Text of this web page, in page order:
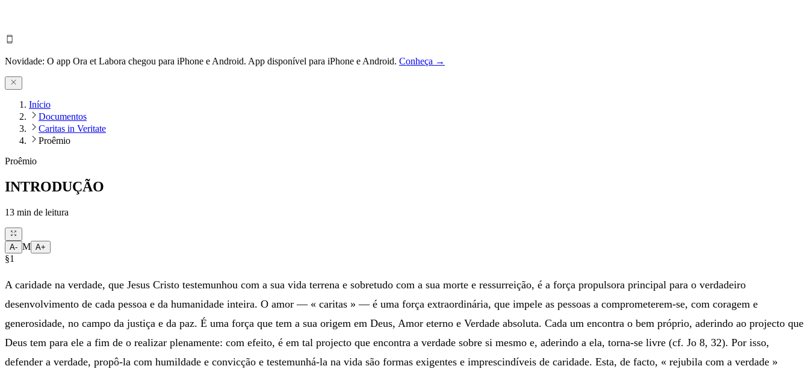
Novidade: O app Ora et Labora chegou para iPhone e Android. App disponível para iPhone e Android. Conheça →
Início
Documentos
Caritas in Veritate
Proêmio
Proêmio
INTRODUÇÃO
13 min de leitura
A- M A+
§1
A caridade na verdade, que Jesus Cristo testemunhou com a sua vida terrena e sobretudo com a sua morte e ressurreição, é a força propulsora principal para o verdadeiro
desenvolvimento de cada pessoa e da humanidade inteira. O amor — « caritas » — é uma força extraordinária, que impele as pessoas a comprometerem-se, com coragem e
generosidade, no campo da justiça e da paz. É uma força que tem a sua origem em Deus, Amor eterno e Verdade absoluta. Cada um encontra o bem próprio, aderindo ao projecto que
Deus tem para ele a fim de o realizar plenamente: com efeito, é em tal projecto que encontra a verdade sobre si mesmo e, aderindo a ela, torna-se livre (cf. Jo 8, 32). Por isso,
defender a verdade, propô-la com humildade e convicção e testemunhá-la na vida são formas exigentes e imprescindíveis de caridade. Esta, de facto, « rejubila com a verdade »